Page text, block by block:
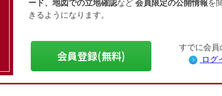
ード、地図での立地確認など会員限定の公開情報を
きるようになります。
会員登録(無料)
すでに会員
ログ